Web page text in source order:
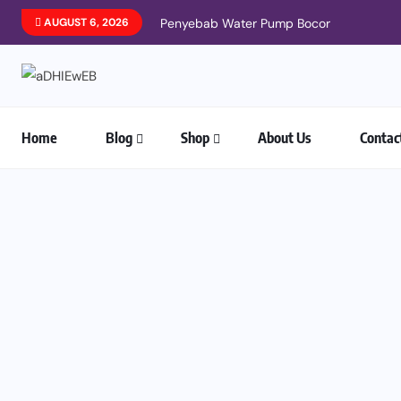
AUGUST 6, 2026 Penyebab Water Pump Bocor
Home Blog Shop About Us